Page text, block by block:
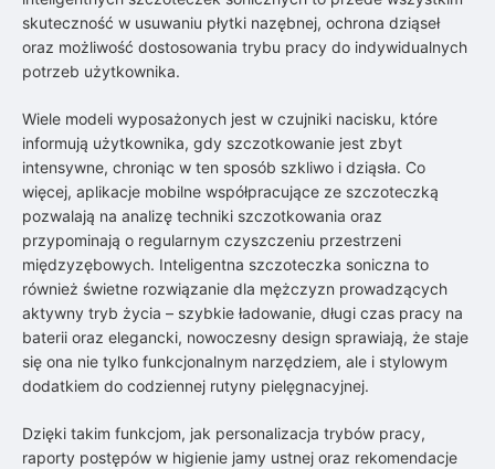
skuteczność w usuwaniu płytki nazębnej, ochrona dziąseł
oraz możliwość dostosowania trybu pracy do indywidualnych
potrzeb użytkownika.
Wiele modeli wyposażonych jest w czujniki nacisku, które
informują użytkownika, gdy szczotkowanie jest zbyt
intensywne, chroniąc w ten sposób szkliwo i dziąsła. Co
więcej, aplikacje mobilne współpracujące ze szczoteczką
pozwalają na analizę techniki szczotkowania oraz
przypominają o regularnym czyszczeniu przestrzeni
międzyzębowych. Inteligentna szczoteczka soniczna to
również świetne rozwiązanie dla mężczyzn prowadzących
aktywny tryb życia – szybkie ładowanie, długi czas pracy na
baterii oraz elegancki, nowoczesny design sprawiają, że staje
się ona nie tylko funkcjonalnym narzędziem, ale i stylowym
dodatkiem do codziennej rutyny pielęgnacyjnej.
Dzięki takim funkcjom, jak personalizacja trybów pracy,
raporty postępów w higienie jamy ustnej oraz rekomendacje